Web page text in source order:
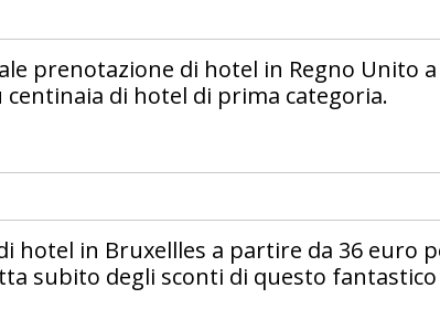
prenotazione di hotel in Regno Unito
centinaia di hotel di prima categoria.
hotel in Bruxellles a partire da 36 euro
subito degli sconti di questo fantastico